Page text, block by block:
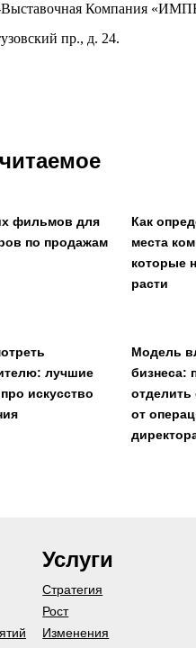
Выставочная Компания
пр., д. 24.
фильмов для
по продажам
Как
места
которые
расти
лучшие
искусство
Модель
бизнеса:
отделить
от
Услуги
Стратегия
Рост
Изменения